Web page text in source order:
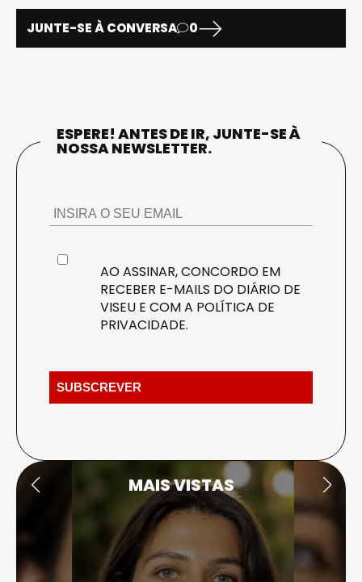
JUNTE-SE À CONVERSA 0
ESPERE! ANTES DE IR, JUNTE-SE À
NOSSA NEWSLETTER.
AO ASSINAR, CONCORDO EM
RECEBER E-MAILS DO DIÁRIO DE
VISEU E COM A POLÍTICA DE
PRIVACIDADE.
MAIS VISTAS